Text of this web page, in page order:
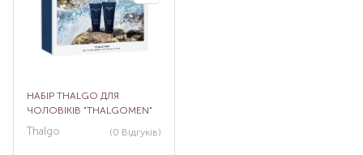
НАБІР THALGO ДЛЯ
ЧОЛОВІКІВ "THALGOMEN"
Thalgo (0 Відгуків)